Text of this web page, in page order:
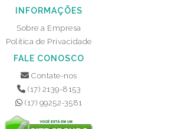
INFORMAÇÕES
Sobre a Empresa
Política de Privacidade
FALE CONOSCO
Contate-nos
(17) 2139-8153
(17) 99252-3581